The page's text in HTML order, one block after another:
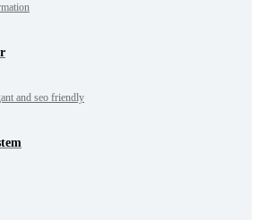
and seo friendly